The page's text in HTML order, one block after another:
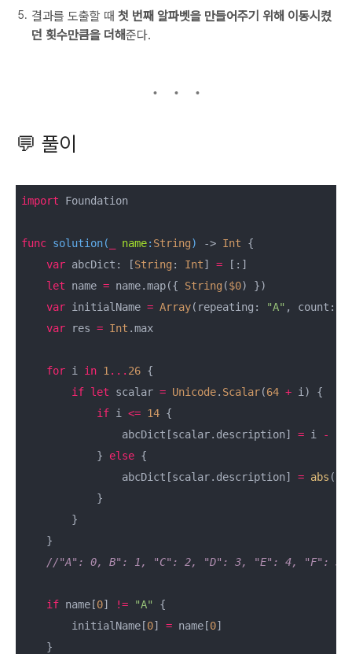
결과를 도출할 때 첫 번째 알파벳을 만들어주기 위해 이동시켰
던 횟수만큼을 더해준다.
💬 풀이
import Foundation
func solution( name: String) -> Int {
var abcDict: [String : Int] = [:]
let name = name.map({ String ($0) })
var initialName = Array(repeating: "A" , count:
var res = Int .max
for i in 1 ... 26 {
if let scalar = Unicode. Scalar(64 + i) {
if i <= 14 {
                abcDict[scalar.description]
= i -
            }
else {
                abcDict[scalar.description]
= abs (i
            }
        }
    }
//"A": 0, B": 1, "C": 2, "D": 3, "E": 4, "F": 5,
if name[0] != "A"
{
        initialName[
0] = name[0]
    }